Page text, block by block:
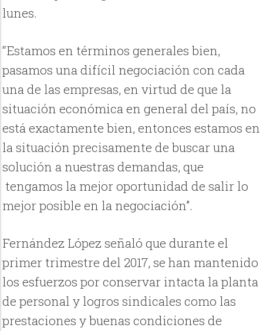
lunes.
“Estamos en términos generales bien,
pasamos una difícil negociación con cada
una de las empresas, en virtud de que la
situación económica en general del país, no
está exactamente bien, entonces estamos en
la situación precisamente de buscar una
solución a nuestras demandas, que
tengamos la mejor oportunidad de salir lo
mejor posible en la negociación”.
Fernández López señaló que durante el
primer trimestre del 2017, se han mantenido
los esfuerzos por conservar intacta la planta
de personal y logros sindicales como las
prestaciones y buenas condiciones de